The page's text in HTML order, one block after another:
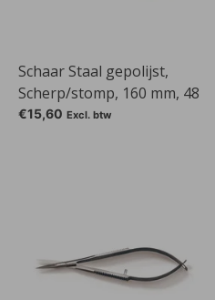
Schaar Staal gepolijst,
Scherp/stomp, 160 mm, 48
mm
€15,60 Excl. btw